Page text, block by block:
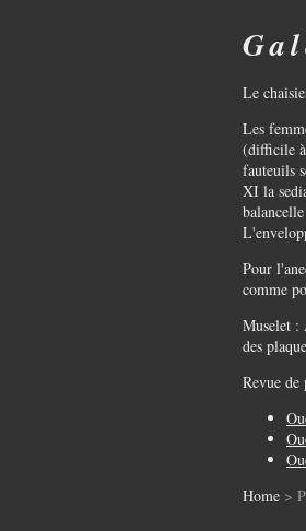
Le
Les
(difficile à
fauteuils
XI la
Pour
comme
Muselet :
des
Revue de
Home >